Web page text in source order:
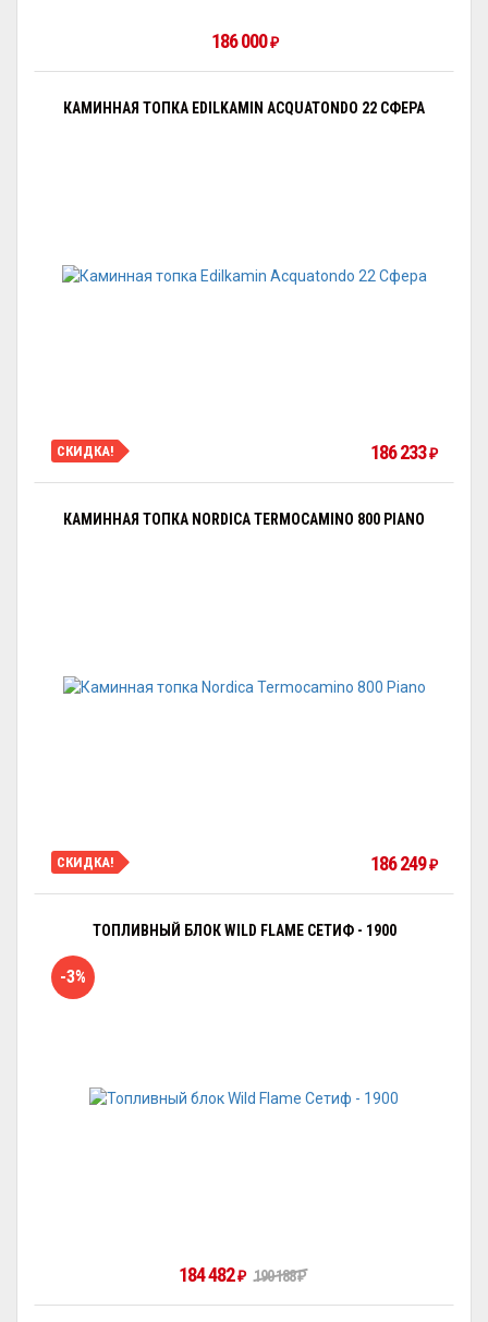
186 000 ₽
КАМИННАЯ ТОПКА EDILKAMIN ACQUATONDO 22 СФЕРА
СКИДКА! 186 233 ₽
КАМИННАЯ ТОПКА NORDICA TERMOCAMINO 800 PIANO
СКИДКА! 186 249 ₽
ТОПЛИВНЫЙ БЛОК WILD FLAME СЕТИФ - 1900
-3%
184 482 ₽ 190 188₽